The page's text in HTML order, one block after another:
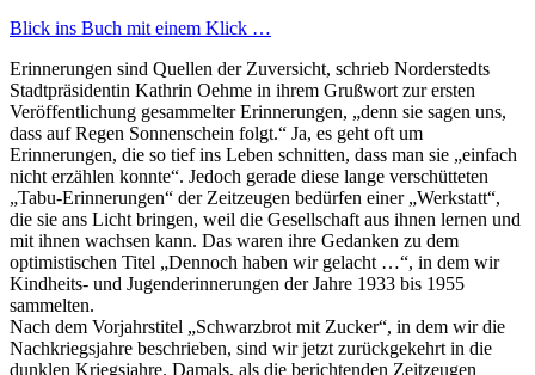
Blick ins Buch mit einem Klick …
Erinnerungen sind Quellen der Zuversicht, schrieb Norderstedts
Stadtpräsidentin Kathrin Oehme in ihrem Grußwort zur ersten
Veröffentlichung gesammelter Erinnerungen,
denn sie sagen uns,
dass auf Regen Sonnenschein folgt.
Ja, es geht oft um
Erinnerungen, die so tief ins Leben schnitten, dass man sie
einfach
nicht erzählen konnte . Jedoch gerade diese lange verschütteten
Tabu-Erinnerungen
der Zeitzeugen bedürfen einer Werkstatt ,
die sie ans Licht bringen, weil die Gesellschaft aus ihnen lernen und
mit ihnen wachsen kann. Das waren ihre Gedanken zu dem
optimistischen Titel
Dennoch haben wir gelacht … , in dem wir
Kindheits- und Jugenderinnerungen der Jahre 1933 bis 1955
sammelten.
Nach dem Vorjahrstitel
Schwarzbrot mit Zucker , in dem wir die
Nachkriegsjahre beschrieben, sind wir jetzt zurückgekehrt in die
dunklen Kriegsjahre. Damals, als die berichtenden Zeitzeugen